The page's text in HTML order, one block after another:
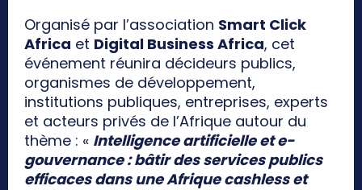
Organisé par l’association Smart Click
Africa et Digital Business Africa, cet
événement réunira décideurs publics,
organismes de développement,
institutions publiques, entreprises, experts
et acteurs privés de l’Afrique autour du
thème : « Intelligence artificielle et e-
gouvernance : bâtir des services publics
efficaces dans une Afrique cashless et